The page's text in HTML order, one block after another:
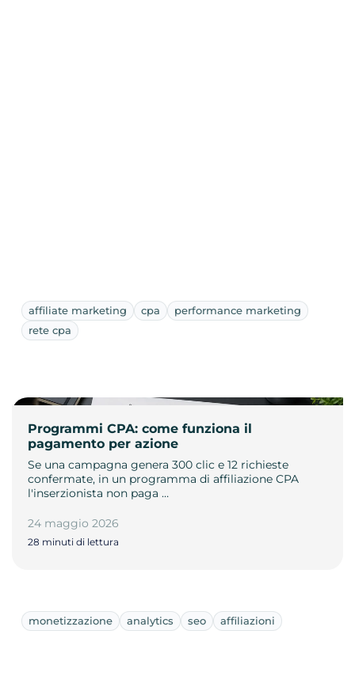
affiliate marketing cpa
performance marketing
rete cpa
Programmi CPA: come funziona il
pagamento per azione
Se una campagna genera 300 clic e 12 richieste
confermate, in un programma di affiliazione CPA
l'inserzionista non paga …
24 maggio 2026
28 minuti di lettura
monetizzazione analytics seo affiliazioni